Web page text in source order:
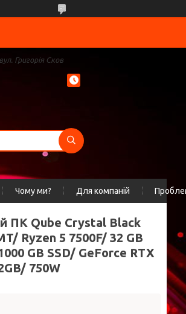
Григорія Сков
Чому ми? Для компаній
ПК Qube Crystal Black
Ryzen 5 7500F/ 32 GB
GB SSD/ GeForce RTX
750W